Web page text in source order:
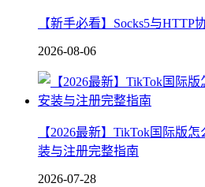
【新手必看】Socks5与HTTP
2026-08-06
【2026最新】TikTok国际版
装与注册完整指南
2026-07-28